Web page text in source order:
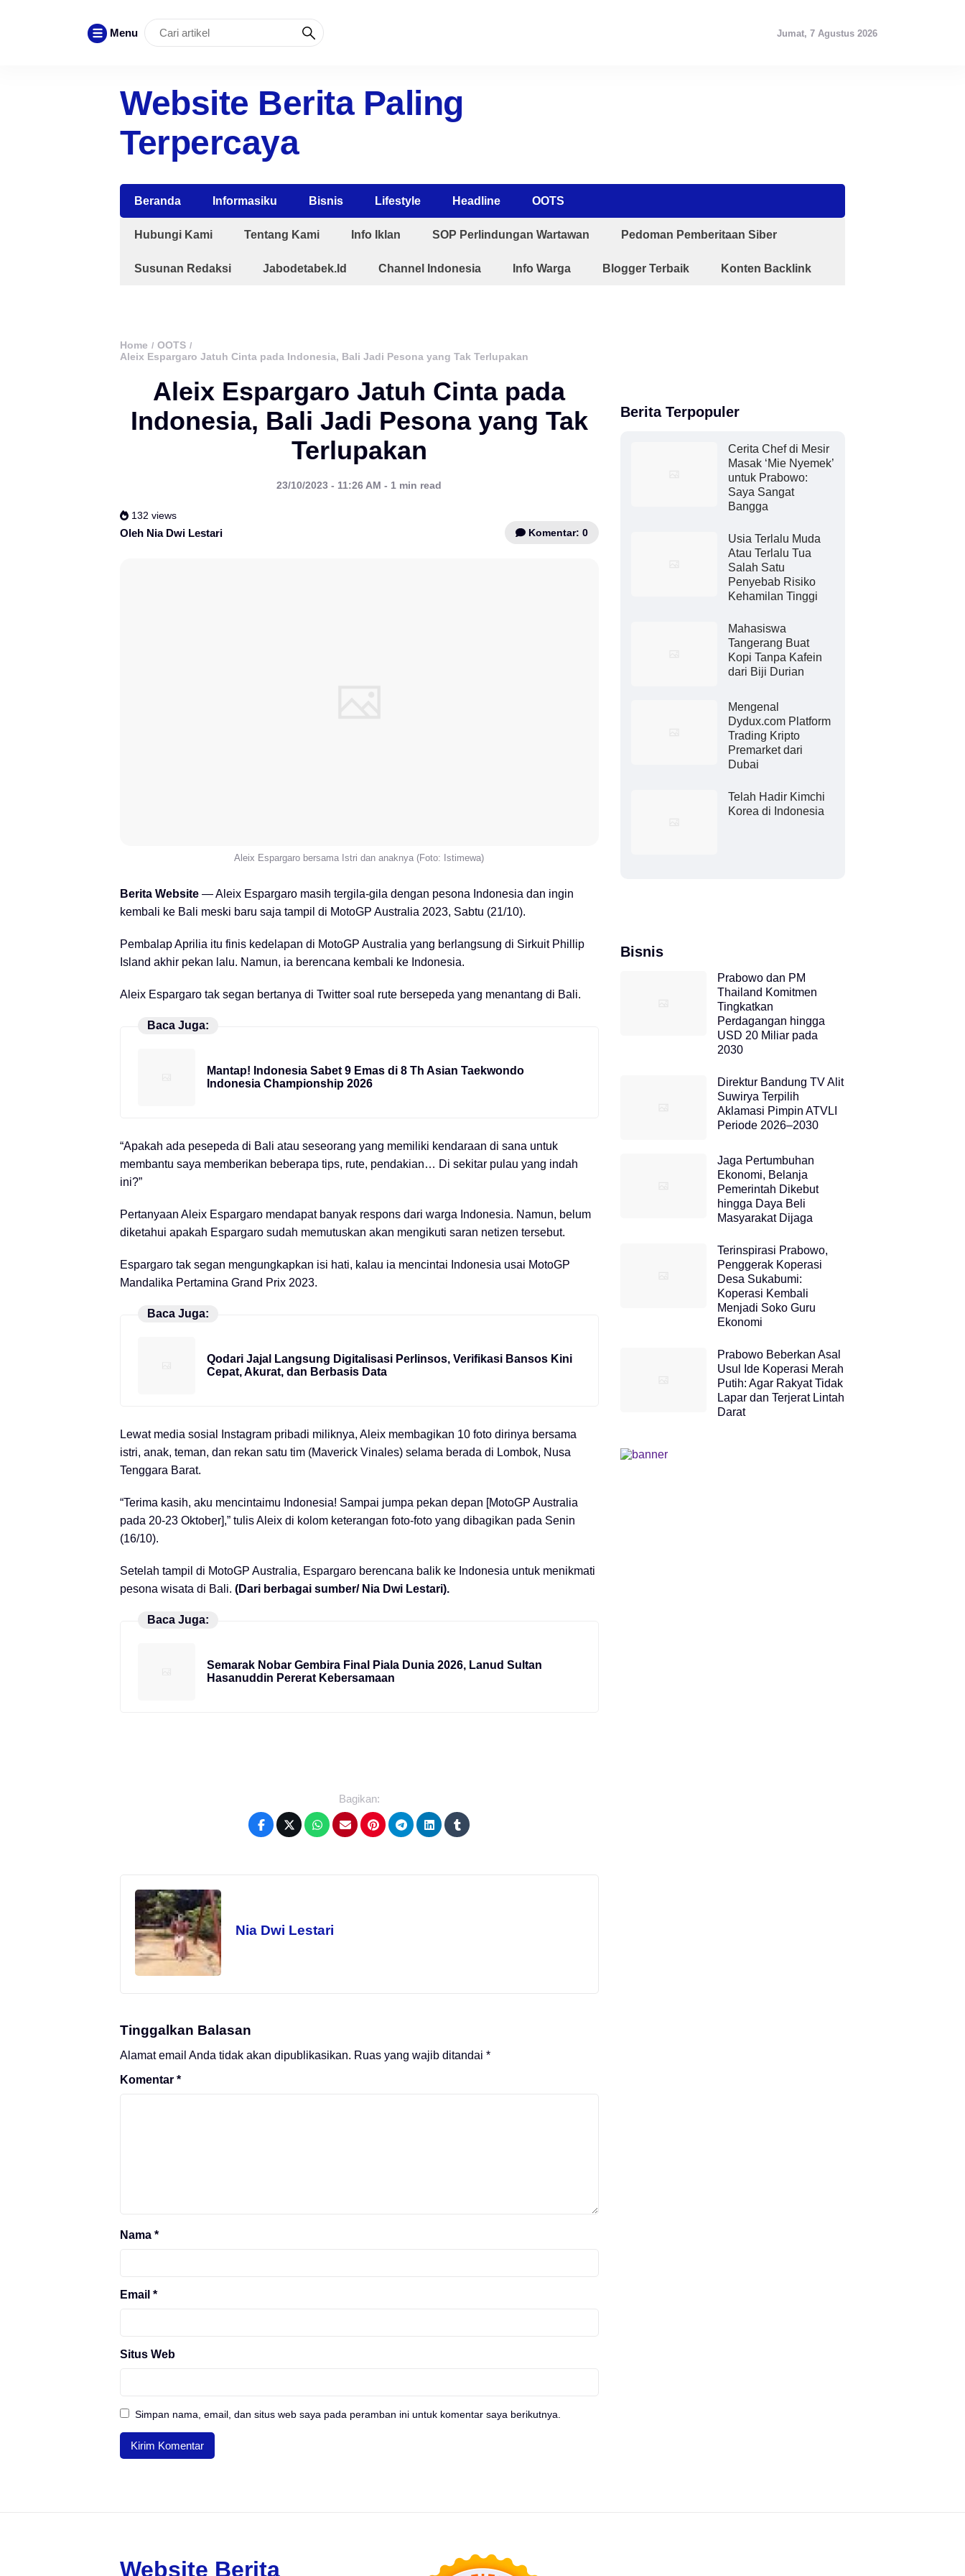
Menu Jumat, 7 Agustus 2026
Website Berita Paling
Terpercaya
Beranda Informasiku Bisnis Lifestyle Headline OOTS
Hubungi Kami Tentang Kami Info Iklan SOP Perlindungan Wartawan Pedoman Pemberitaan Siber
Susunan Redaksi Jabodetabek.Id Channel Indonesia Info Warga Blogger Terbaik Konten Backlink
Home / OOTS /
Aleix Espargaro Jatuh Cinta pada Indonesia, Bali Jadi Pesona yang Tak Terlupakan
Aleix Espargaro Jatuh Cinta pada
Indonesia, Bali Jadi Pesona yang Tak
Terlupakan
23/10/2023 - 11:26 AM - 1 min read
132 views
Oleh Nia Dwi Lestari Komentar: 0
Aleix Espargaro bersama Istri dan anaknya (Foto: Istimewa)
Berita Website — Aleix Espargaro masih tergila-gila dengan pesona Indonesia dan ingin
kembali ke Bali meski baru saja tampil di MotoGP Australia 2023, Sabtu (21/10).
Pembalap Aprilia itu finis kedelapan di MotoGP Australia yang berlangsung di Sirkuit Phillip
Island akhir pekan lalu. Namun, ia berencana kembali ke Indonesia.
Aleix Espargaro tak segan bertanya di Twitter soal rute bersepeda yang menantang di Bali.
Baca Juga:
Mantap! Indonesia Sabet 9 Emas di 8 Th Asian Taekwondo
Indonesia Championship 2026
“Apakah ada pesepeda di Bali atau seseorang yang memiliki kendaraan di sana untuk
membantu saya memberikan beberapa tips, rute, pendakian… Di sekitar pulau yang indah
ini?”
Pertanyaan Aleix Espargaro mendapat banyak respons dari warga Indonesia. Namun, belum
diketahui apakah Espargaro sudah memutuskan akan mengikuti saran netizen tersebut.
Espargaro tak segan mengungkapkan isi hati, kalau ia mencintai Indonesia usai MotoGP
Mandalika Pertamina Grand Prix 2023.
Baca Juga:
Qodari Jajal Langsung Digitalisasi Perlinsos, Verifikasi Bansos Kini
Cepat, Akurat, dan Berbasis Data
Lewat media sosial Instagram pribadi miliknya, Aleix membagikan 10 foto dirinya bersama
istri, anak, teman, dan rekan satu tim (Maverick Vinales) selama berada di Lombok, Nusa
Tenggara Barat.
“Terima kasih, aku mencintaimu Indonesia! Sampai jumpa pekan depan [MotoGP Australia
pada 20-23 Oktober],” tulis Aleix di kolom keterangan foto-foto yang dibagikan pada Senin
(16/10).
Setelah tampil di MotoGP Australia, Espargaro berencana balik ke Indonesia untuk menikmati
pesona wisata di Bali. (Dari berbagai sumber/ Nia Dwi Lestari).
Baca Juga:
Semarak Nobar Gembira Final Piala Dunia 2026, Lanud Sultan
Hasanuddin Pererat Kebersamaan
Bagikan:
Nia Dwi Lestari
Tinggalkan Balasan
Alamat email Anda tidak akan dipublikasikan. Ruas yang wajib ditandai *
Komentar *
Nama *
Email *
Situs Web
Simpan nama, email, dan situs web saya pada peramban ini untuk komentar saya berikutnya.
Berita Terpopuler
Cerita Chef di Mesir
Masak ‘Mie Nyemek’
untuk Prabowo:
Saya Sangat
Bangga
Usia Terlalu Muda
Atau Terlalu Tua
Salah Satu
Penyebab Risiko
Kehamilan Tinggi
Mahasiswa
Tangerang Buat
Kopi Tanpa Kafein
dari Biji Durian
Mengenal
Dydux.com Platform
Trading Kripto
Premarket dari
Dubai
Telah Hadir Kimchi
Korea di Indonesia
Bisnis
Prabowo dan PM
Thailand Komitmen
Tingkatkan
Perdagangan hingga
USD 20 Miliar pada
2030
Direktur Bandung TV Alit
Suwirya Terpilih
Aklamasi Pimpin ATVLI
Periode 2026–2030
Jaga Pertumbuhan
Ekonomi, Belanja
Pemerintah Dikebut
hingga Daya Beli
Masyarakat Dijaga
Terinspirasi Prabowo,
Penggerak Koperasi
Desa Sukabumi:
Koperasi Kembali
Menjadi Soko Guru
Ekonomi
Prabowo Beberkan Asal
Usul Ide Koperasi Merah
Putih: Agar Rakyat Tidak
Lapar dan Terjerat Lintah
Darat
Website Berita